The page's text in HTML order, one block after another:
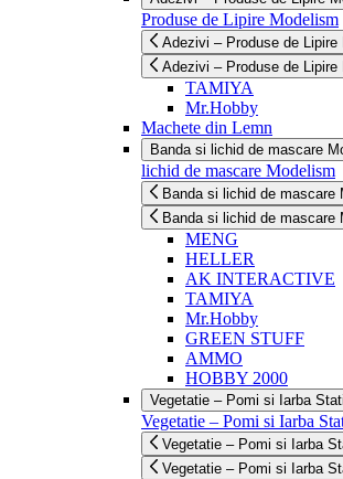
Produse de Lipire Modelism
Adezivi – Produse de Lipire
Adezivi – Produse de Lipire
TAMIYA
Mr.Hobby
Machete din Lemn
Banda si lichid de mascare
lichid de mascare Modelism
Banda si lichid de mascare
Banda si lichid de mascare
MENG
HELLER
AK INTERACTIVE
TAMIYA
Mr.Hobby
GREEN STUFF
AMMO
HOBBY 2000
Vegetatie – Pomi si Iarba
Vegetatie – Pomi si Iarba
Vegetatie – Pomi si Iarba
Vegetatie – Pomi si Iarba